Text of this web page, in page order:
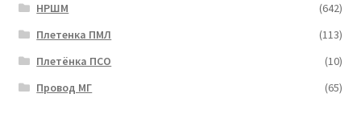
НРШМ
(642)
Плетенка ПМЛ
(113)
Плетёнка ПСО
(10)
Провод МГ
(65)